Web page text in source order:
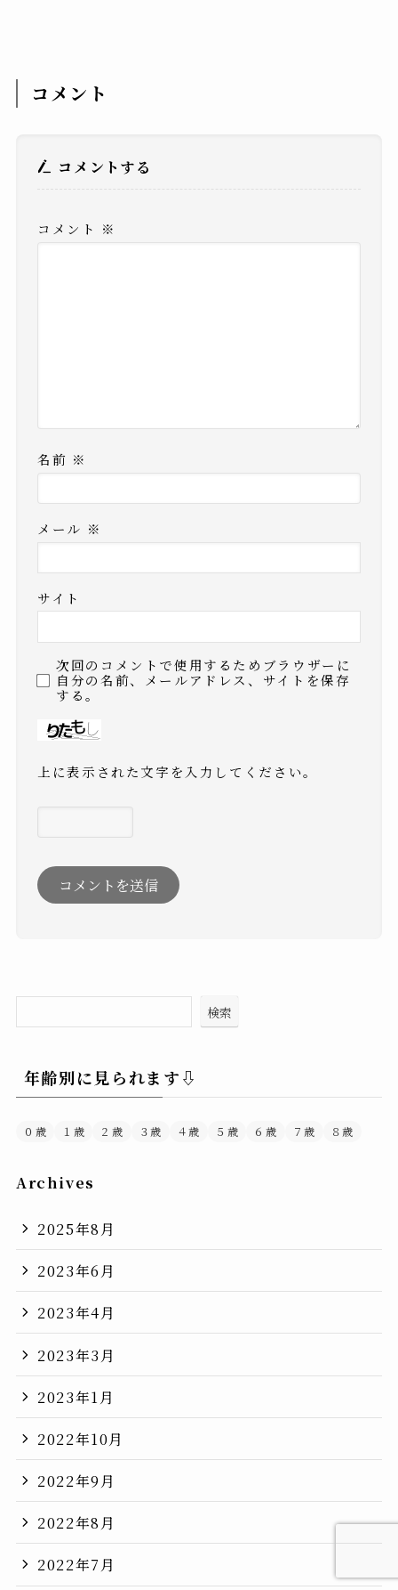
コメント
コメントする
コメント ※
名前 ※
メール ※
サイト
次回のコメントで使用するためブラウザーに
自分の名前、メールアドレス、サイトを保存
する。
上に表示された文字を入力してください。
検索
年齢別に見られます⇩
０歳 １歳 ２歳 ３歳 ４歳 ５歳 ６歳 ７歳 ８歳
Archives
2025年8月
2023年6月
2023年4月
2023年3月
2023年1月
2022年10月
2022年9月
2022年8月
2022年7月